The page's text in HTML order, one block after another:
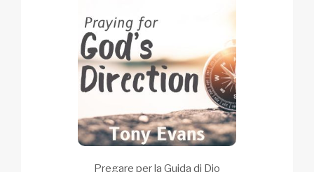
Pregare per la Guida di Dio